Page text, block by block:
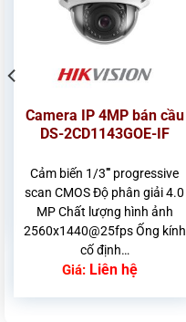
Camera IP 4MP bán cầu
DS-2CD1143GOE-IF
Cảm biến 1/3'''' progressive
scan CMOS Độ phân giải 4.0
MP Chất lượng hình ảnh
2560x1440@25fps Ống kính
cố định…
Giá: Liên hệ